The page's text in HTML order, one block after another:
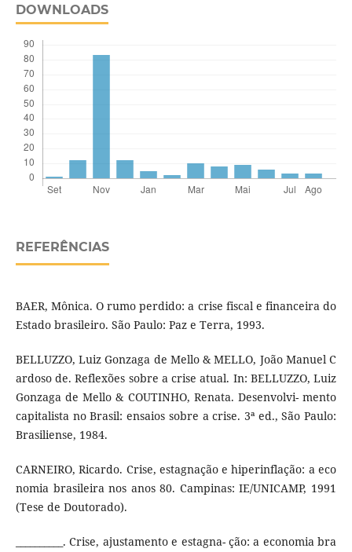
DOWNLOADS
REFERÊNCIAS
BAER, Mônica. O rumo perdido: a crise fiscal e financeira do
Estado brasileiro. São Paulo: Paz e Terra, 1993.
BELLUZZO, Luiz Gonzaga de Mello & MELLO, João Manuel C
ardoso de. Reflexões sobre a crise atual. In: BELLUZZO, Luiz
Gonzaga de Mello & COUTINHO, Renata. Desenvolvi- mento
capitalista no Brasil: ensaios sobre a crise. 3ª ed., São Paulo:
Brasiliense, 1984.
CARNEIRO, Ricardo. Crise, estagnação e hiperinflação: a eco
nomia brasileira nos anos 80. Campinas: IE/UNICAMP, 1991
(Tese de Doutorado).
__________. Crise, ajustamento e estagna- ção: a economia bra